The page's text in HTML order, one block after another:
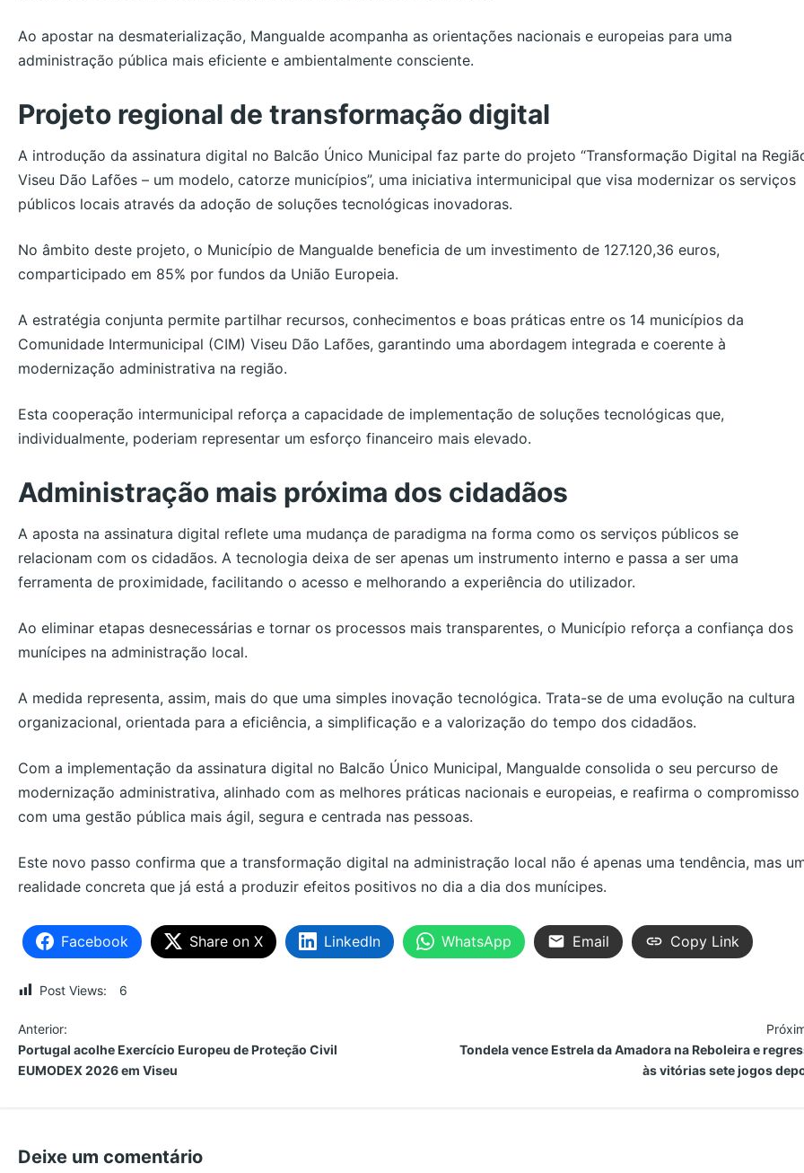
Ao apostar na desmaterialização, Mangualde acompanha as orientações nacionais e europeias para uma
administração pública mais eficiente e ambientalmente consciente.
Projeto regional de transformação digital
A introdução da assinatura digital no Balcão Único Municipal faz parte do projeto “Transformação Digital na
Viseu Dão Lafões – um modelo, catorze municípios”, uma iniciativa intermunicipal que visa modernizar os serviços
públicos locais através da adoção de soluções tecnológicas inovadoras.
No âmbito deste projeto, o Município de Mangualde beneficia de um investimento de 127.120,36 euros,
comparticipado em 85% por fundos da União Europeia.
A estratégia conjunta permite partilhar recursos, conhecimentos e boas práticas entre os 14 municípios da
Comunidade Intermunicipal (CIM) Viseu Dão Lafões, garantindo uma abordagem integrada e coerente à
modernização administrativa na região.
Esta cooperação intermunicipal reforça a capacidade de implementação de soluções tecnológicas que,
individualmente, poderiam representar um esforço financeiro mais elevado.
Administração mais próxima dos cidadãos
A aposta na assinatura digital reflete uma mudança de paradigma na forma como os serviços públicos se
relacionam com os cidadãos. A tecnologia deixa de ser apenas um instrumento interno e passa a ser uma
ferramenta de proximidade, facilitando o acesso e melhorando a experiência do utilizador.
Ao eliminar etapas desnecessárias e tornar os processos mais transparentes, o Município reforça a confiança dos
munícipes na administração local.
A medida representa, assim, mais do que uma simples inovação tecnológica. Trata-se de uma evolução na cultura
organizacional, orientada para a eficiência, a simplificação e a valorização do tempo dos cidadãos.
Com a implementação da assinatura digital no Balcão Único Municipal, Mangualde consolida o seu percurso de
modernização administrativa, alinhado com as melhores práticas nacionais e europeias, e reafirma o compromisso
com uma gestão pública mais ágil, segura e centrada nas pessoas.
Este novo passo confirma que a transformação digital na administração local não é apenas uma tendência, mas
realidade concreta que já está a produzir efeitos positivos no dia a dia dos munícipes.
Facebook Share on X LinkedIn WhatsApp Email Copy Link
Post Views: 6
N
a
e
Anterior:
Portugal acolhe Exercício Europeu de Proteção Civil
EUMODEX 2026 em Viseu
Tondela vence Estrela da Amadora na Reboleira e
às vitórias sete jogos
Deixe um comentário